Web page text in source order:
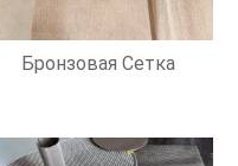
Бронзовая Сетка